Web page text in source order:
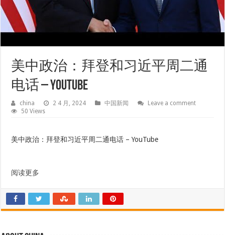
美中政治：拜登和习近平周二通
电话 – YouTube
china 2 4 月, 2024 中国新闻
Leave a comment
50 Views
美中政治：拜登和习近平周二通电话 – YouTube
阅读更多